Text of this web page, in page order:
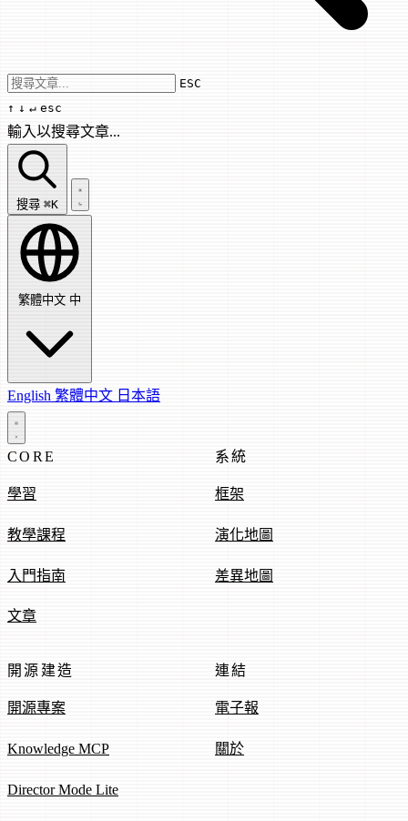
Use arrow keys to navigate results,
ESC
↑ ↓ ↵ esc
輸入以搜尋文章...
搜尋文章...
搜尋 ⌘K
繁體中文 中
English 繁體中文 日本語
CORE
學習
教學課程
入門指南
文章
系統
框架
演化地圖
差異地圖
開源建造
開源專案
Knowledge MCP
Director Mode Lite
連結
電子報
關於